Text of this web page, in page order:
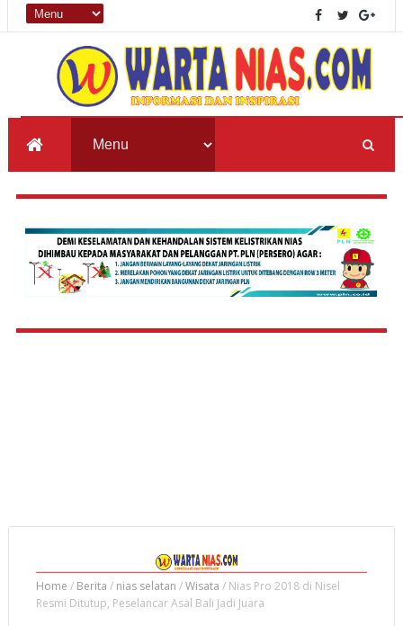
Home / Berita / nias selatan /Wisata / Nias Pro 2018 di Nisel
Resmi Ditutup, Peselancar Asal Bali Jadi Juara